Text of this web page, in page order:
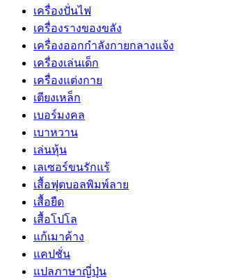
เครื่องปั่นไฟ
เครื่องรางของขลัง
เครื่องออกกำลังกายกลางแจ้ง
เครื่องเล่นเด็ก
เครื่องแต่งกาย
เตียงเหล็ก
เบอร์มงคล
เบาหวาน
เล่นหุ้น
เลเซอร์ขนรักแร้
เสื้อฟุตบอลพิมพ์ลาย
เสื้อยืด
เสื้อโปโล
แก้เมาค้าง
แคปชั่น
แปลภาษาญี่ปุ่น